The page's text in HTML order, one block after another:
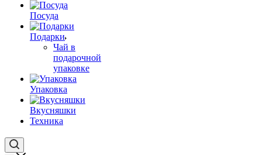
Посуда
Подарки
Чай в
подарочной
упаковке
Упаковка
Вкусняшки
Техника